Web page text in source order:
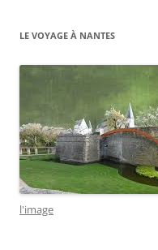
LE VOYAGE À NANTES
l'image